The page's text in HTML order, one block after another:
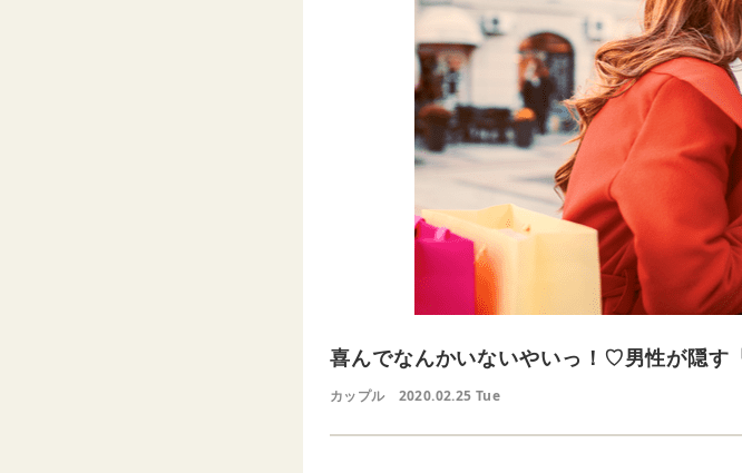
喜んでなんかいないやいっ！♡男性が隠す
カップル 2020.02.25 Tue